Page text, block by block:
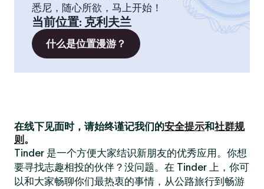
悉尼，随心所欲，马上开始！
当前位置: 克利夫兰
什么是位置漫游？
在线下见面时，请始终谨记我们的安全提示和社群规
则 。
Tinder 是一个方便大家结识新朋友的优秀应用。你想
要寻找志趣相投的伙伴？没问题。在 Tinder 上，你可
以和大家畅聊你们最热衷的事情，从公路旅行到畅游